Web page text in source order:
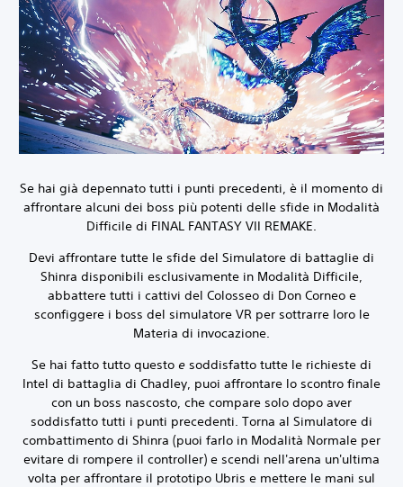
Se hai già depennato tutti i punti precedenti, è il momento di
affrontare alcuni dei boss più potenti delle sfide in Modalità
Difficile di FINAL FANTASY VII REMAKE.
Devi affrontare tutte le sfide del Simulatore di battaglie di
Shinra disponibili esclusivamente in Modalità Difficile,
abbattere tutti i cattivi del Colosseo di Don Corneo e
sconfiggere i boss del simulatore VR per sottrarre loro le
Materia di invocazione.
Se hai fatto tutto questo e soddisfatto tutte le richieste di
Intel di battaglia di Chadley, puoi affrontare lo scontro finale
con un boss nascosto, che compare solo dopo aver
soddisfatto tutti i punti precedenti. Torna al Simulatore di
combattimento di Shinra (puoi farlo in Modalità Normale per
evitare di rompere il controller) e scendi nell'arena un'ultima
volta per affrontare il prototipo Ubris e mettere le mani sul